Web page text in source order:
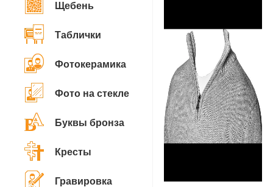
Щебень
Таблички
Фотокерамика
Фото на стекле
Буквы бронза
Кресты
Гравировка